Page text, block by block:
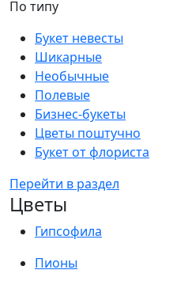
По типу
Букет невесты
Шикарные
Необычные
Полевые
Бизнес-букеты
Цветы поштучно
Букет от флориста
Перейти в раздел
Цветы
Гипсофила
Пионы